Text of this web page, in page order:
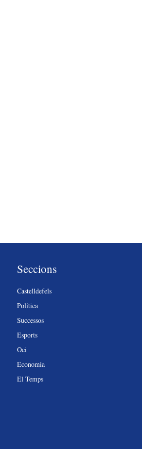
Seccions
Castelldefels
Política
Successos
Esports
Oci
Economia
El Temps